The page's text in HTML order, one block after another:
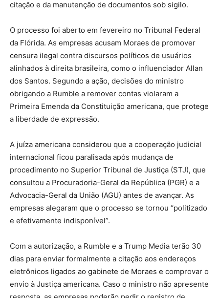
citação e da manutenção de documentos sob sigilo.
O processo foi aberto em fevereiro no Tribunal Federal
da Flórida. As empresas acusam Moraes de promover
censura ilegal contra discursos políticos de usuários
alinhados à direita brasileira, como o influenciador Allan
dos Santos. Segundo a ação, decisões do ministro
obrigando a Rumble a remover contas violaram a
Primeira Emenda da Constituição americana, que protege
a liberdade de expressão.
A juíza americana considerou que a cooperação judicial
internacional ficou paralisada após mudança de
procedimento no Superior Tribunal de Justiça (STJ), que
consultou a Procuradoria-Geral da República (PGR) e a
Advocacia-Geral da União (AGU) antes de avançar. As
empresas alegaram que o processo se tornou “politizado
e efetivamente indisponível”.
Com a autorização, a Rumble e a Trump Media terão 30
dias para enviar formalmente a citação aos endereços
eletrônicos ligados ao gabinete de Moraes e comprovar o
envio à Justiça americana. Caso o ministro não apresente